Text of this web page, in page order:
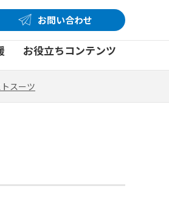
お問い合わせ
グ
スーツ お問い合わせ
お役立ちコンテンツ
グ
スーツ